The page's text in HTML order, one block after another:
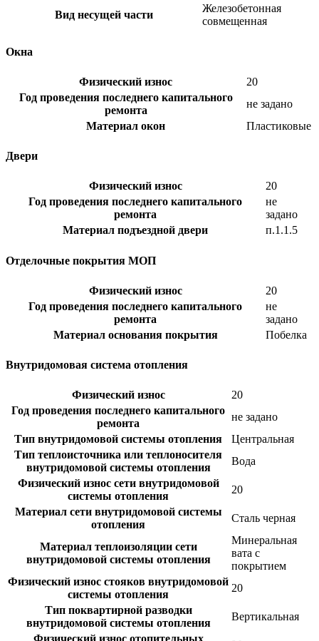
Вид несущей части
Железобетонная
совмещенная
Окна
Физический износ
20
Год проведения последнего капитального
ремонта
не задано
Материал окон
Пластиковые
Двери
Физический износ
20
Год проведения последнего капитального
ремонта
не
задано
Материал подъездной двери
п.1.1.5
Отделочные покрытия МОП
Физический износ
20
Год проведения последнего капитального
ремонта
не
задано
Материал основания покрытия
Побелка
Внутридомовая система отопления
Физический износ
20
Год проведения последнего капитального
ремонта
не задано
Тип внутридомовой системы отопления
Центральная
Тип теплоисточника или теплоносителя
внутридомовой системы отопления
Вода
Физический износ сети внутридомовой
системы отопления
20
Материал сети внутридомовой системы
отопления
Сталь черная
Материал теплоизоляции сети
внутридомовой системы отопления
Минеральная
вата с
покрытием
Физический износ стояков внутридомовой
системы отопления
20
Тип поквартирной разводки
внутридомовой системы отопления
Вертикальная